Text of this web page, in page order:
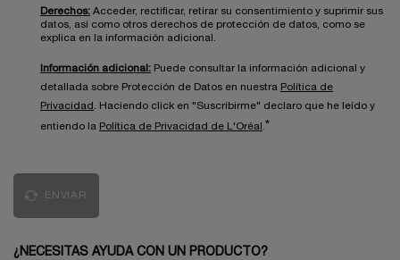
Derechos: Acceder, rectificar, retirar su consentimiento y suprimir sus
datos, así como otros derechos de protección de datos, como se
explica en la información adicional.
Información adicional: Puede consultar la información adicional y
detallada sobre Protección de Datos en nuestra Política de
Privacidad . Haciendo click en "Suscribirme" declaro que he leído y
entiendo la Política de Privacidad de L'Oréal .*
ENVIAR
¿NECESITAS AYUDA CON UN PRODUCTO?